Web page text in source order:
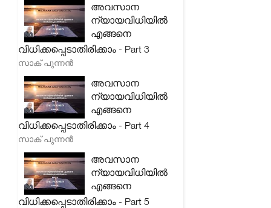
അവസാന
ന്യായവിധിയിൽ
എങ്ങനെ
വിധിക്കപ്പെടാതിരിക്കാം - Part 3
സാക് പുന്നൻ
അവസാന
ന്യായവിധിയിൽ
എങ്ങനെ
വിധിക്കപ്പെടാതിരിക്കാം - Part 4
സാക് പുന്നൻ
അവസാന
ന്യായവിധിയിൽ
എങ്ങനെ
വിധിക്കപ്പെടാതിരിക്കാം - Part 5